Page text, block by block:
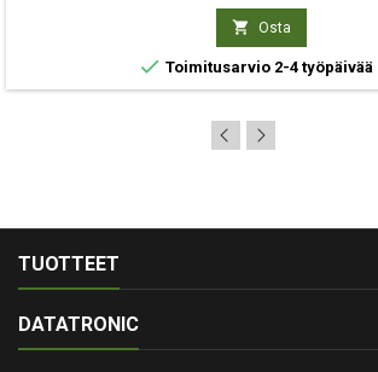
 Osta
 Toimitusarvio 2-4 työpäivää
TUOTTEET
DATATRONIC